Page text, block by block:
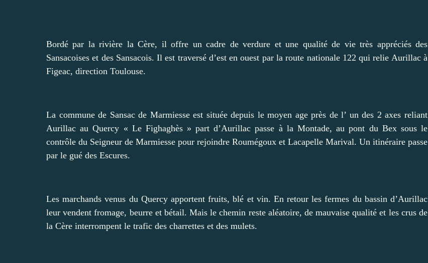
Bordé par la rivière la Cère, il offre un cadre de verdure et une qualité de vie très appréciés des
Sansacoises et des Sansacois. Il est traversé d’est en ouest par la route nationale 122 qui relie Aurillac à
Figeac, direction Toulouse.
La commune de Sansac de Marmiesse est située depuis le moyen age près de l’ un des 2 axes reliant
Aurillac au Quercy « Le Fighaghès » part d’Aurillac passe à la Montade, au pont du Bex sous le
contrôle du Seigneur de Marmiesse pour rejoindre Roumégoux et Lacapelle Marival. Un itinéraire passe
par le gué des Escures.
Les marchands venus du Quercy apportent fruits, blé et vin. En retour les fermes du bassin d’Aurillac
leur vendent fromage, beurre et bétail. Mais le chemin reste aléatoire, de mauvaise qualité et les crus de
la Cère interrompent le trafic des charrettes et des mulets.